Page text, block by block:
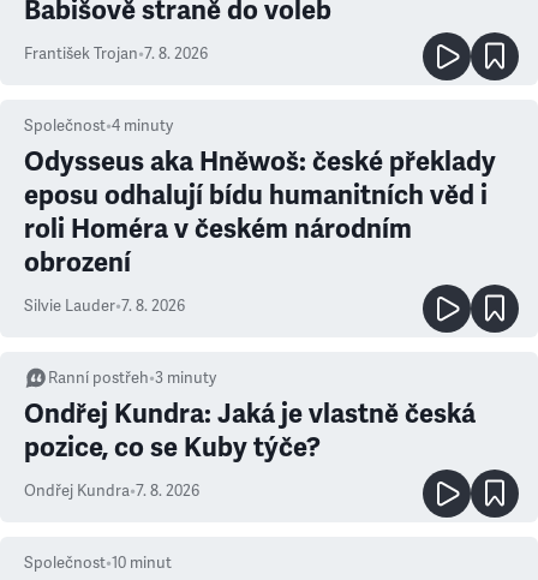
Babišově straně do voleb
František Trojan•7. 8. 2026
Společnost•4 minuty
Odysseus aka Hněwoš: české překlady
eposu odhalují bídu humanitních věd i
roli Homéra v českém národním
obrození
Silvie Lauder•7. 8. 2026
Ranní postřeh•3 minuty
Ondřej Kundra: Jaká je vlastně česká
pozice, co se Kuby týče?
Ondřej Kundra•7. 8. 2026
Společnost•10 minut